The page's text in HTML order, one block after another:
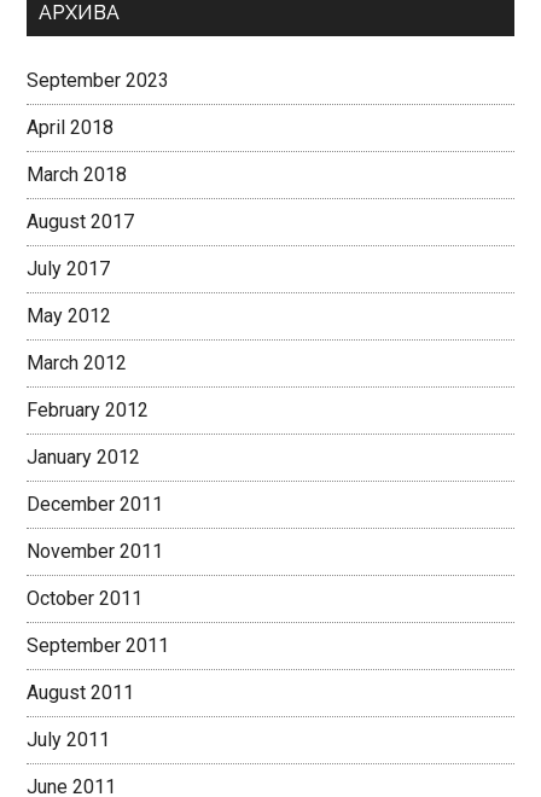
АРХИВА
September 2023
April 2018
March 2018
August 2017
July 2017
May 2012
March 2012
February 2012
January 2012
December 2011
November 2011
October 2011
September 2011
August 2011
July 2011
June 2011